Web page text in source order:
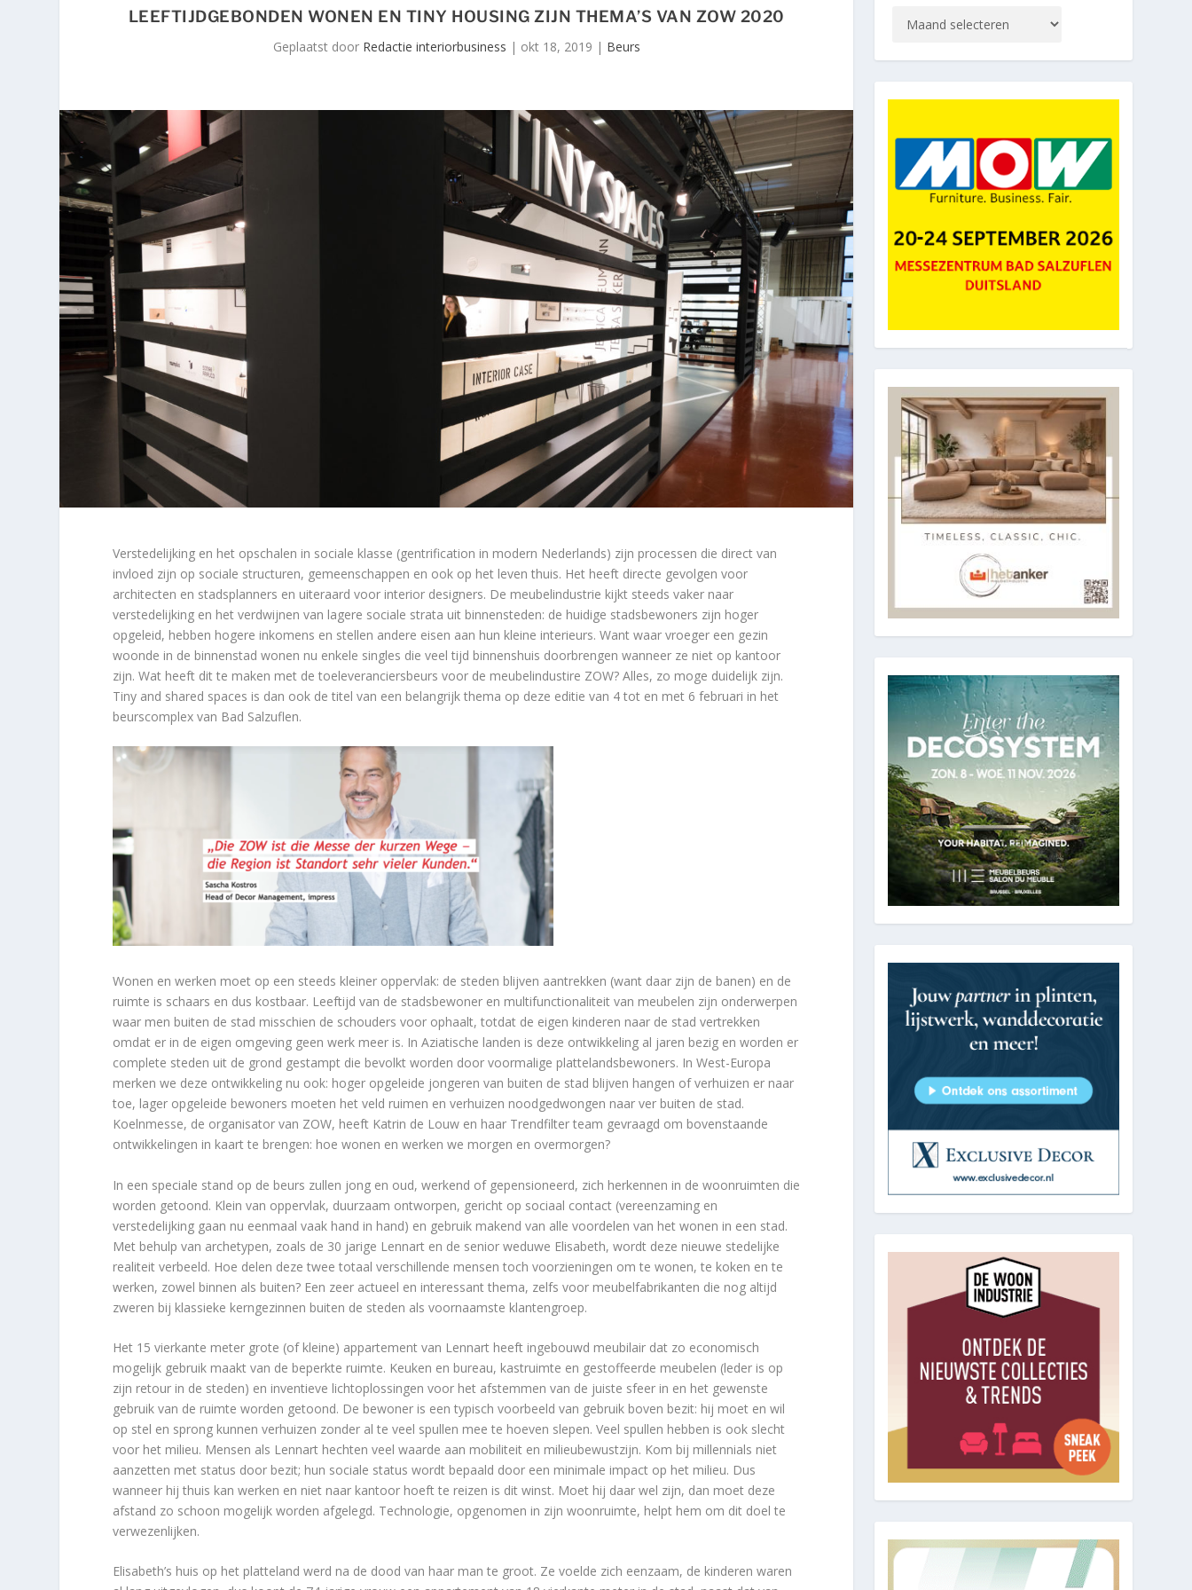
LEEFTIJDGEBONDEN WONEN EN TINY HOUSING ZIJN THEMA’S VAN ZOW 2020
Geplaatst door Redactie interiorbusiness | okt 18, 2019 | Beurs
Verstedelijking en het opschalen in sociale klasse (gentrification in modern Nederlands) zijn processen die direct van
invloed zijn op sociale structuren, gemeenschappen en ook op het leven thuis. Het heeft directe gevolgen voor
architecten en stadsplanners en uiteraard voor interior designers. De meubelindustrie kijkt steeds vaker naar
verstedelijking en het verdwijnen van lagere sociale strata uit binnensteden: de huidige stadsbewoners zijn hoger
opgeleid, hebben hogere inkomens en stellen andere eisen aan hun kleine interieurs. Want waar vroeger een gezin
woonde in de binnenstad wonen nu enkele singles die veel tijd binnenshuis doorbrengen wanneer ze niet op kantoor
zijn. Wat heeft dit te maken met de toeleveranciersbeurs voor de meubelindustire ZOW? Alles, zo moge duidelijk zijn.
Tiny and shared spaces is dan ook de titel van een belangrijk thema op deze editie van 4 tot en met 6 februari in het
beurscomplex van Bad Salzuflen.
Wonen en werken moet op een steeds kleiner oppervlak: de steden blijven aantrekken (want daar zijn de banen) en de
ruimte is schaars en dus kostbaar. Leeftijd van de stadsbewoner en multifunctionaliteit van meubelen zijn onderwerpen
waar men buiten de stad misschien de schouders voor ophaalt, totdat de eigen kinderen naar de stad vertrekken
omdat er in de eigen omgeving geen werk meer is. In Aziatische landen is deze ontwikkeling al jaren bezig en worden er
complete steden uit de grond gestampt die bevolkt worden door voormalige plattelandsbewoners. In West-Europa
merken we deze ontwikkeling nu ook: hoger opgeleide jongeren van buiten de stad blijven hangen of verhuizen er naar
toe, lager opgeleide bewoners moeten het veld ruimen en verhuizen noodgedwongen naar ver buiten de stad.
Koelnmesse, de organisator van ZOW, heeft Katrin de Louw en haar Trendfilter team gevraagd om bovenstaande
ontwikkelingen in kaart te brengen: hoe wonen en werken we morgen en overmorgen?
In een speciale stand op de beurs zullen jong en oud, werkend of gepensioneerd, zich herkennen in de woonruimten die
worden getoond. Klein van oppervlak, duurzaam ontworpen, gericht op sociaal contact (vereenzaming en
verstedelijking gaan nu eenmaal vaak hand in hand) en gebruik makend van alle voordelen van het wonen in een stad.
Met behulp van archetypen, zoals de 30 jarige Lennart en de senior weduwe Elisabeth, wordt deze nieuwe stedelijke
realiteit verbeeld. Hoe delen deze twee totaal verschillende mensen toch voorzieningen om te wonen, te koken en te
werken, zowel binnen als buiten? Een zeer actueel en interessant thema, zelfs voor meubelfabrikanten die nog altijd
zweren bij klassieke kerngezinnen buiten de steden als voornaamste klantengroep.
Het 15 vierkante meter grote (of kleine) appartement van Lennart heeft ingebouwd meubilair dat zo economisch
mogelijk gebruik maakt van de beperkte ruimte. Keuken en bureau, kastruimte en gestoffeerde meubelen (leder is op
zijn retour in de steden) en inventieve lichtoplossingen voor het afstemmen van de juiste sfeer in en het gewenste
gebruik van de ruimte worden getoond. De bewoner is een typisch voorbeeld van gebruik boven bezit: hij moet en wil
op stel en sprong kunnen verhuizen zonder al te veel spullen mee te hoeven slepen. Veel spullen hebben is ook slecht
voor het milieu. Mensen als Lennart hechten veel waarde aan mobiliteit en milieubewustzijn. Kom bij millennials niet
aanzetten met status door bezit; hun sociale status wordt bepaald door een minimale impact op het milieu. Dus
wanneer hij thuis kan werken en niet naar kantoor hoeft te reizen is dit winst. Moet hij daar wel zijn, dan moet deze
afstand zo schoon mogelijk worden afgelegd. Technologie, opgenomen in zijn woonruimte, helpt hem om dit doel te
verwezenlijken.
Elisabeth’s huis op het platteland werd na de dood van haar man te groot. Ze voelde zich eenzaam, de kinderen waren